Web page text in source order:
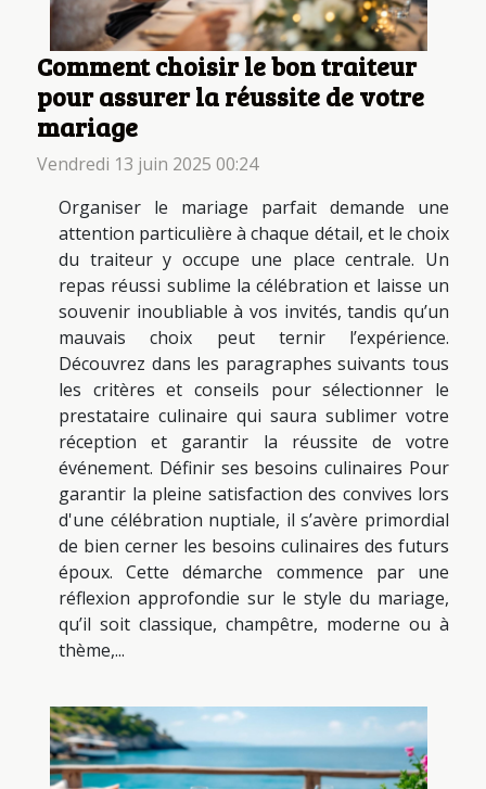
Comment choisir le bon traiteur
pour assurer la réussite de votre
mariage
Vendredi 13 juin 2025 00:24
Organiser le mariage parfait demande une
attention particulière à chaque détail, et le choix
du traiteur y occupe une place centrale. Un
repas réussi sublime la célébration et laisse un
souvenir inoubliable à vos invités, tandis qu’un
mauvais choix peut ternir l’expérience.
Découvrez dans les paragraphes suivants tous
les critères et conseils pour sélectionner le
prestataire culinaire qui saura sublimer votre
réception et garantir la réussite de votre
événement. Définir ses besoins culinaires Pour
garantir la pleine satisfaction des convives lors
d'une célébration nuptiale, il s’avère primordial
de bien cerner les besoins culinaires des futurs
époux. Cette démarche commence par une
réflexion approfondie sur le style du mariage,
qu’il soit classique, champêtre, moderne ou à
thème,...